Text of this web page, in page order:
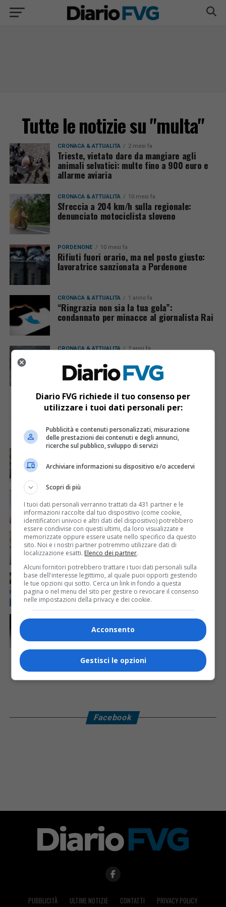
Tutte le notizie su "multa"
CRONACA & ATTUALITÀ 2 mesi fa
Trieste, vietato dare da mangiare agli
animali selvatici: multe fino a 900 euro e
allarme aviaria
CRONACA & ATTUALITÀ 10 mesi fa
Sfreccia a 204 km/h sulla regionale:
denunciato motociclista sloveno
PORDENONE 10 mesi fa
Rifiuti fuori orario, ma nel posto giusto:
lavoratrice sanzionata a Pordenone
CRONACA & ATTUALITÀ 1 anno fa
“Ringrazia non sia la tua gola”:
condannato per minacce al giornalista Rai
CRONACA & ATTUALITÀ 2 anni fa
Motorino di Maniago “in fuga” dalla Polizia
locale di Lecce
I PIÙ VISTI ULTIME NOTIZIE
CRONACA & ATTUALITÀ 4 giorni fa
le frazioni sotto osservazione
ECONOMIA & LAVORO
Bollette più leggere nei condomini, nuovo bando FVG
per l’efficientamento energetico
CRONACA & ATTUALITÀ 5 giorni fa
Mattia Ranghetti muore a 29 anni dopo la
folgorazione alle Ferriere Nord di Osoppo
CRONACA & ATTUALITÀ 3 giorni fa
Arrivano 142 nuovi poliziotti in Friuli-Venezia Giulia:
61 saranno assegnati a Trieste
Due terremoti in poche ore scuotono la Croazia: la
scossa più forte sul Quarnero
Facebook
PUBBLICITÀ ULTIME NOTIZIE CONTATTI PRIVACY POLICY
Diario FVG richiede il tuo consenso per
utilizzare i tuoi dati personali per:
Pubblicità e contenuti personalizzati, misurazione
delle prestazioni dei contenuti e degli annunci,
ricerche sul pubblico, sviluppo di servizi
Archiviare informazioni su dispositivo e/o accedervi
Scopri di più
I tuoi dati personali verranno trattati da 431 partner e le
informazioni raccolte dal tuo dispositivo (come cookie,
identificatori univoci e altri dati del dispositivo) potrebbero
essere condivise con questi ultimi, da loro visualizzate e
memorizzate oppure essere usate nello specifico da questo
sito. Noi e i nostri partner potremmo utilizzare dati di
localizzazione esatti. Elenco dei partner.
Alcuni fornitori potrebbero trattare i tuoi dati personali sulla
base dell'interesse legittimo, al quale puoi opporti gestendo
le tue opzioni qui sotto. Cerca un link in fondo a questa
pagina o nel menu del sito per gestire o revocare il consenso
nelle impostazioni della privacy e dei cookie.
Acconsento
Gestisci le opzioni